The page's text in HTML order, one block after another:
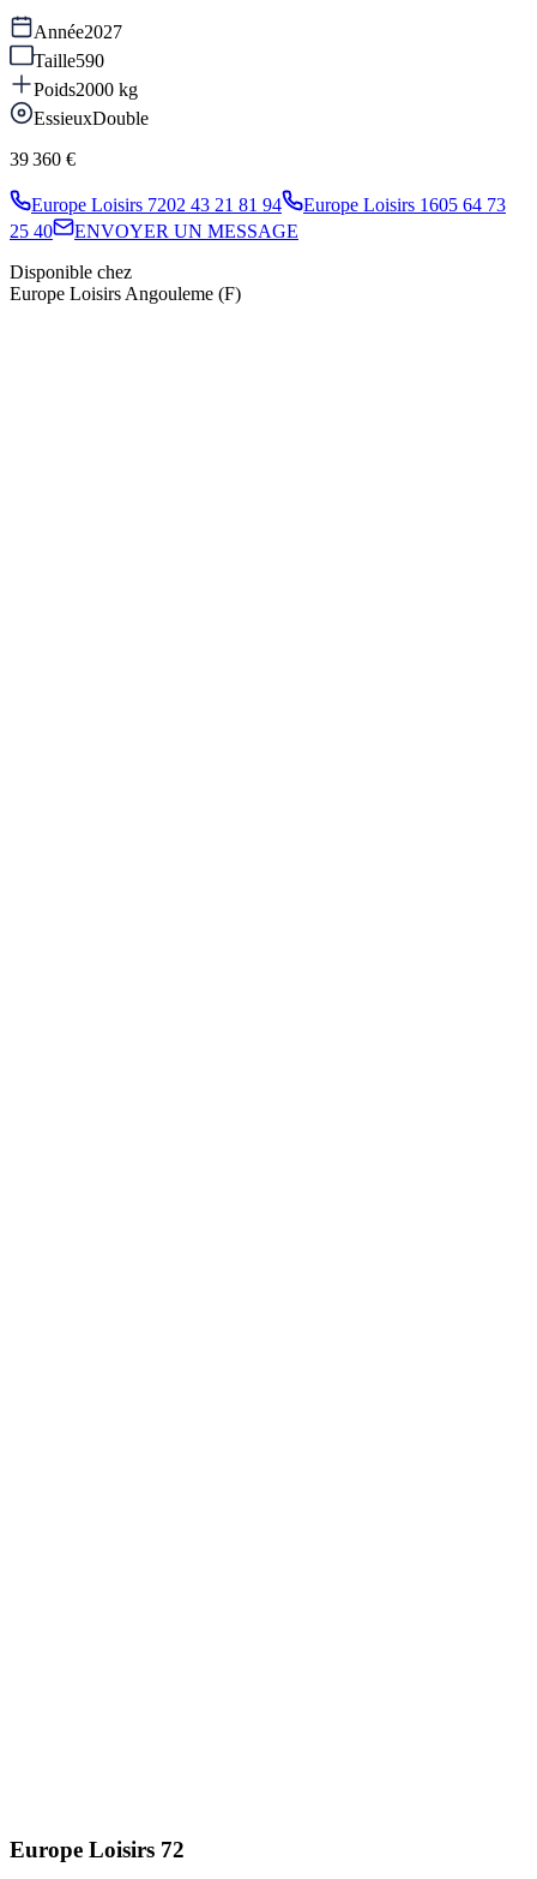
Année2027
Taille590
Poids2000 kg
EssieuxDouble
39 360 €
Europe Loisirs 7202 43 21 81 94 Europe Loisirs 1605 64 73
25 40
ENVOYER UN MESSAGE
Disponible chez
Europe Loisirs Angouleme (F)
Europe Loisirs 72